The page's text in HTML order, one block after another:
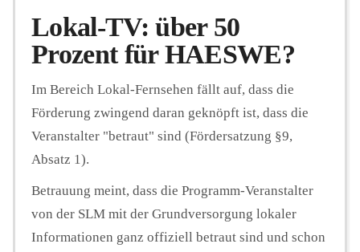
Lokal-TV: über 50
Prozent für HAESWE?
Im Bereich Lokal-Fernsehen fällt auf, dass die
Förderung zwingend daran geknöpft ist, dass die
Veranstalter "betraut" sind (Fördersatzung §9,
Absatz 1).
Betrauung meint, dass die Programm-Veranstalter
von der SLM mit der Grundversorgung lokaler
Informationen ganz offiziell betraut sind und schon